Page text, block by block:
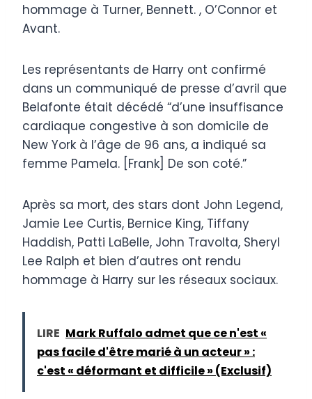
hommage à Turner, Bennett. , O’Connor et
Avant.
Les représentants de Harry ont confirmé
dans un communiqué de presse d’avril que
Belafonte était décédé “d’une insuffisance
cardiaque congestive à son domicile de
New York à l’âge de 96 ans, a indiqué sa
femme Pamela. [Frank] De son coté.”
Après sa mort, des stars dont John Legend,
Jamie Lee Curtis, Bernice King, Tiffany
Haddish, Patti LaBelle, John Travolta, Sheryl
Lee Ralph et bien d’autres ont rendu
hommage à Harry sur les réseaux sociaux.
LIRE Mark Ruffalo admet que ce n'est «
pas facile d'être marié à un acteur » :
c'est « déformant et difficile » (Exclusif)